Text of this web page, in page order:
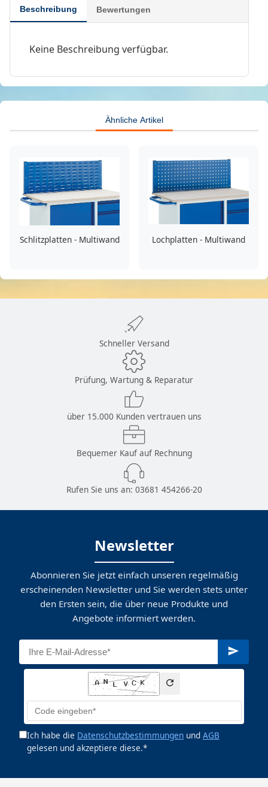
Beschreibung Bewertungen
Keine Beschreibung verfügbar.
Ähnliche Artikel
Schlitzplatten - Multiwand Lochplatten - Multiwand
Schneller Versand
Prüfung, Wartung & Reparatur
über 15.000 Kunden vertrauen uns
Bequemer Kauf auf Rechnung
Rufen Sie uns an: 03681 454266-20
Newsletter
Abonnieren Sie jetzt einfach unseren regelmäßig
erscheinenden Newsletter und Sie werden stets unter
den Ersten sein, die über neue Produkte und
Angebote informiert werden.
Ich habe die Datenschutzbestimmungen und AGB
gelesen und akzeptiere diese.*